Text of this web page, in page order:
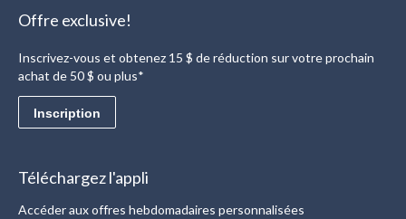
Offre exclusive!
Inscrivez-vous et obtenez 15 $ de réduction sur votre prochain
achat de 50 $ ou plus*
Inscription
Téléchargez l'appli
Accéder aux offres hebdomadaires personnalisées